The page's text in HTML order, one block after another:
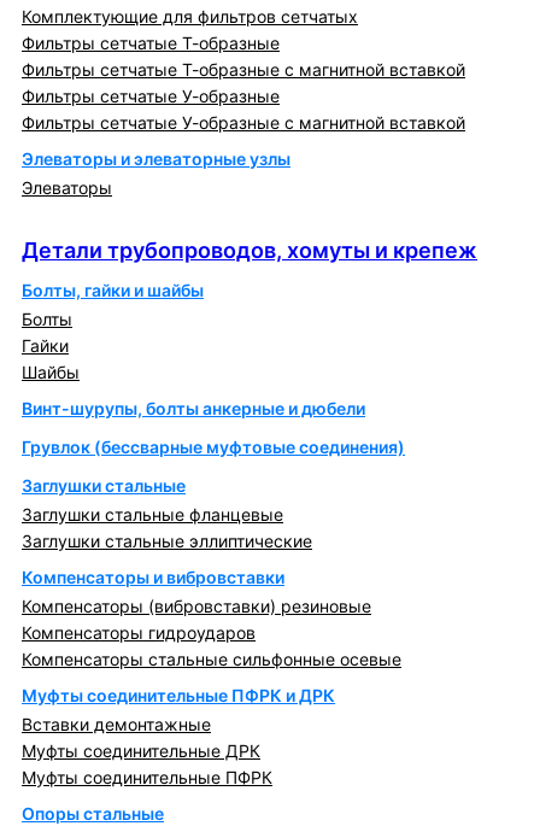
Комплектующие для фильтров сетчатых
Фильтры сетчатые Т-образные
Фильтры сетчатые Т-образные с магнитной вставкой
Фильтры сетчатые У-образные
Фильтры сетчатые У-образные с магнитной вставкой
Элеваторы и элеваторные узлы
Элеваторы
Детали трубопроводов, хомуты и крепеж
Болты, гайки и шайбы
Болты
Гайки
Шайбы
Винт-шурупы, болты анкерные и дюбели
Грувлок (бессварные муфтовые соединения)
Заглушки стальные
Заглушки стальные фланцевые
Заглушки стальные эллиптические
Компенсаторы и вибровставки
Компенсаторы (вибровставки) резиновые
Компенсаторы гидроударов
Компенсаторы стальные сильфонные осевые
Муфты соединительные ПФРК и ДРК
Вставки демонтажные
Муфты соединительные ДРК
Муфты соединительные ПФРК
Опоры стальные